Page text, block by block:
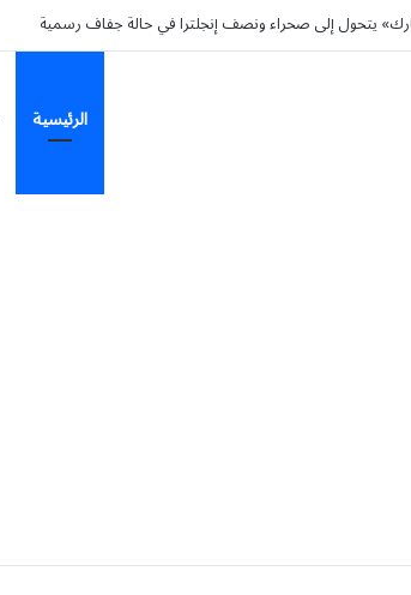
الحوثيين على نجران ويدعو لوقف التصعيد
الرئيسية